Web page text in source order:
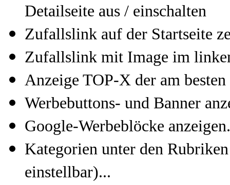
Detailseite aus / einschalten
Zufallslink auf der Startseite
Zufallslink mit Image im
Anzeige TOP-X der am
Werbebuttons- und Banner
Google-Werbeblöcke
Kategorien unter den
einstellbar)...